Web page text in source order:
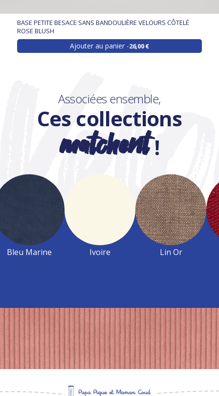
Associées ensemble,
Ces collections
matchent!
Bleu Marine Ivoire Lin Or
BASE PETITE BESACE SANS BANDOULIÈRE VELOURS CÔTELÉ
ROSE BLUSH
Ajouter au panier 26,00 €